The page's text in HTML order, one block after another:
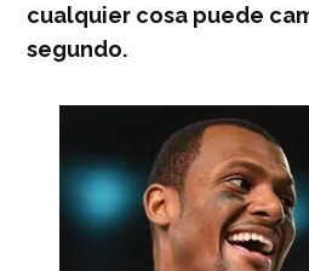
cualquier cosa puede
segundo.